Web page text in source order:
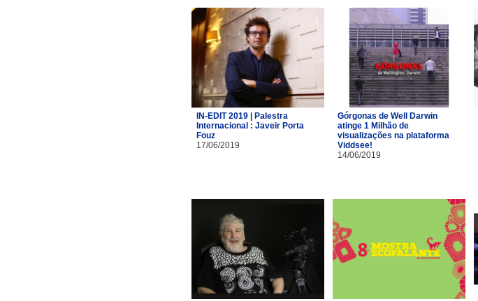
IN-EDIT 2019 | Palestra
Internacional : Javeir Porta
Fouz
17/06/2019
Górgonas de Well Darwin
atinge 1 Milhão de
visualizações na plataforma
Viddsee!
14/06/2019